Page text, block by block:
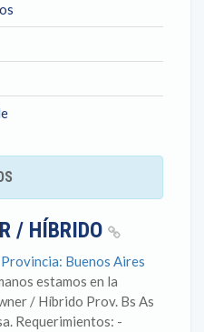
/ HÍBRIDO
Buenos Aires
estamos en la
/ Híbrido Prov. Bs As
Requerimientos: -